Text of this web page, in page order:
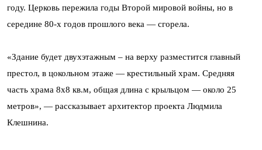
году. Церковь пережила годы Второй мировой войны, но в
середине 80-х годов прошлого века — сгорела.
«Здание будет двухэтажным – на верху разместится главный
престол, в цокольном этаже — крестильный храм. Средняя
часть храма 8х8 кв.м, общая длина с крыльцом — около 25
метров», — рассказывает архитектор проекта Людмила
Клешнина.